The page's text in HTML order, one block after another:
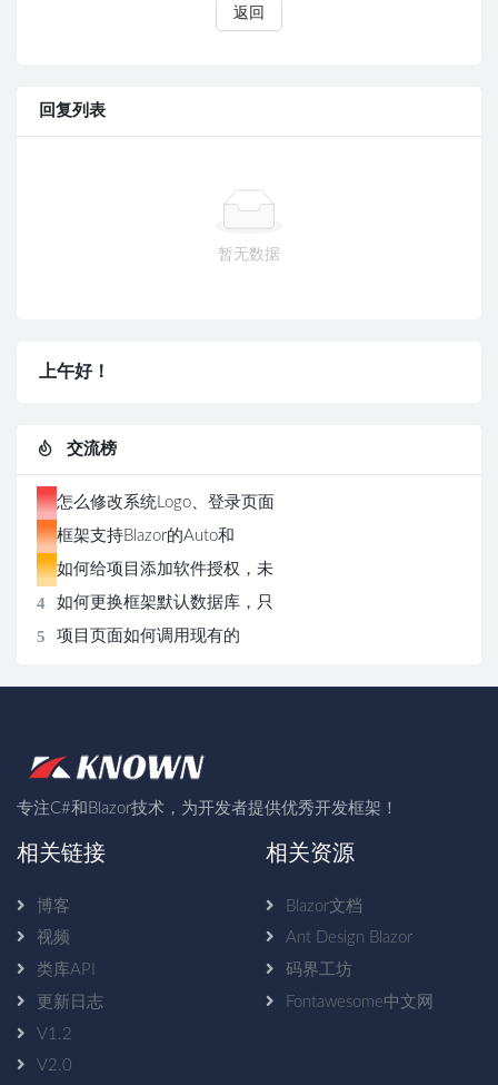
返回
回复列表
暂无数据
上午好！
交流榜
1
怎么修改系统Logo、登录页面
图片和版权信息
2
框架支持Blazor的Auto和
Server两种模式，切换极其方
便
3
如何给项目添加软件授权，未
授权打开页面显示授权面板
4
如何更换框架默认数据库，只
需三步操作即可更换
5
项目页面如何调用现有的
专注C#和Blazor技术，为开发者提供优秀开发框架！
相关链接
博客
视频
类库API
更新日志
V1.2
V2.0
相关资源
Blazor文档
Ant Design Blazor
码界工坊
Fontawesome中文网